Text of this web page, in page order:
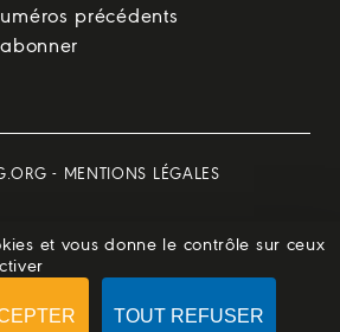
précédents
- MENTIONS LÉGALES
et vous donne le contrôle sur ceux
TOUT REFUSER